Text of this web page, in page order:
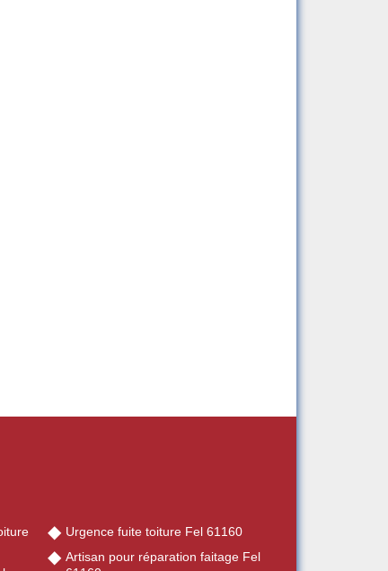
Urgence fuite toiture Fel 61160
Artisan pour réparation faitage Fel